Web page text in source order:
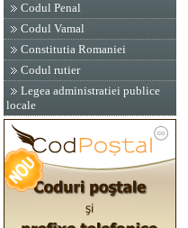
Codul Penal
Codul Vamal
Constitutia Romaniei
Codul rutier
Legea administratiei publice
locale